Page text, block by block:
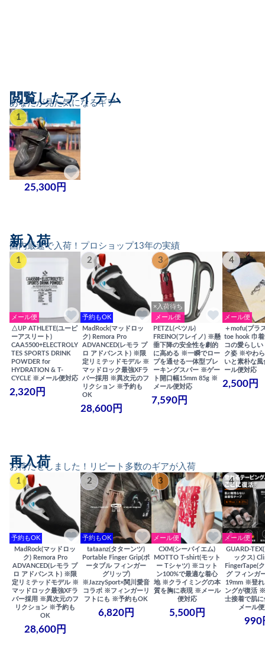
あなたが見た気になるギア
閲覧したアイテム
1
25,300円
国内最速で入荷！プロショップ13年の実績
新入荷
1
メール便
△UP ATHLETE(ユーピ
ーアスリート)
CAA5500+ELECTROLY
TES SPORTS DRINK
POWDER for
HYDRATION & T-
CYCLE ※メール便対応
2,320円
2
予約もOK
MadRock(マッドロッ
ク) Remora Pro
ADVANCED(レモラ プ
ロ アドバンスト) ※限
定リミテッドモデル ※
マッドロック最強XFラ
バー採用 ※異次元のフ
リクション ※予約も
OK
28,600円
3
×入荷待ち
メール便
PETZL(ペツル)
FREINO(フレイノ) ※懸
垂下降の安全性を劇的
に高める ※一瞬でロー
プを通せる一体型ブレ
ーキングスパー ※ゲー
ト開口幅15mm 85g ※
メール便対応
7,590円
4
メール便
＋mofu(プラ
toe hook 巾
コの愛らしい
ク姿 ※やわ
いと素朴な
ール便対応
2,500円
お待たせしました！リピート多数のギアが入荷
再入荷
1
予約もOK
MadRock(マッドロッ
ク) Remora Pro
ADVANCED(レモラ プ
ロ アドバンスト) ※限
定リミテッドモデル ※
マッドロック最強XFラ
バー採用 ※異次元のフ
リクション ※予約も
OK
28,600円
2
予約もOK
tataanz(タターンツ)
Portable Finger Grip(ポ
ータブル フィンガー
グリップ)
※JazzySport×関川愛音
コラボ ※フィンガーリ
フトにも ※予約もOK
6,820円
3
メール便
CXM(シーバイエム)
MOTTO T-shirt(モット
ー Tシャツ) ※コット
ン100%で最適な着心
地 ※クライミングの本
質を胸に表現 ※メール
便対応
5,500円
4
メール便
GUARD-
ックス)
FingerTape(
グ フィンガ
19mm ※登れ
ングが復活
士接着で肌
メール
990